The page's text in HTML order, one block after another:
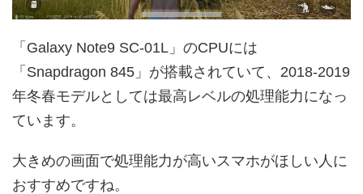
「Galaxy Note9 SC-01L」のCPUには
「Snapdragon 845」が搭載されていて、2018-2019
年冬春モデルとしては最高レベルの処理能力になっ
ています。
大きめの画面で処理能力が高いスマホがほしい人に
おすすめですね。